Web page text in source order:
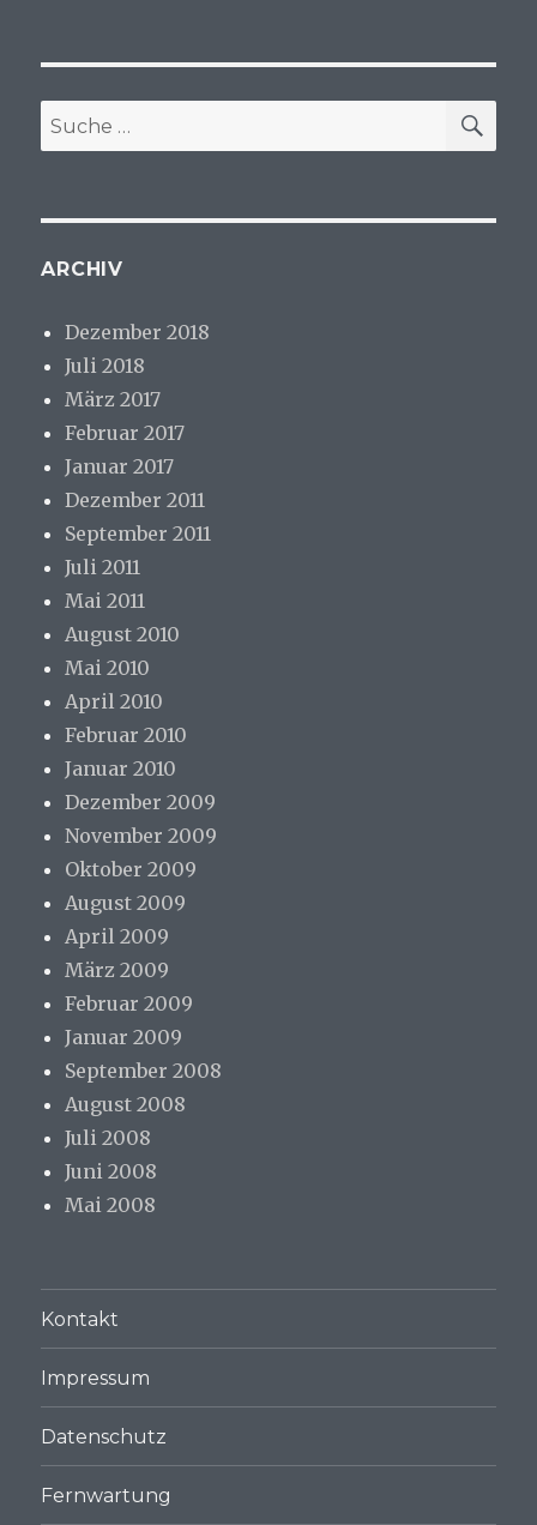
Suche
nach:
ARCHIV
Dezember 2018
Juli 2018
März 2017
Februar 2017
Januar 2017
Dezember 2011
September 2011
Juli 2011
Mai 2011
August 2010
Mai 2010
April 2010
Februar 2010
Januar 2010
Dezember 2009
November 2009
Oktober 2009
August 2009
April 2009
März 2009
Februar 2009
Januar 2009
September 2008
August 2008
Juli 2008
Juni 2008
Mai 2008
Kontakt
Impressum
Datenschutz
Fernwartung